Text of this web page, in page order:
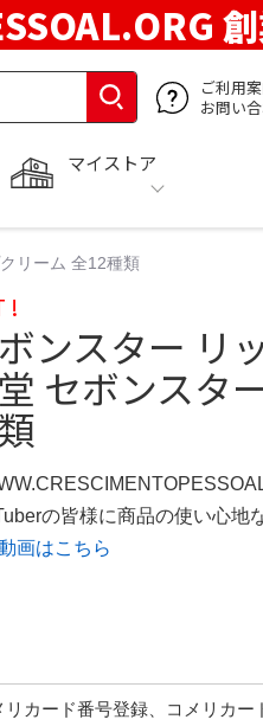
ご利用
お問い
マイストア
リーム 全12種類
!
ンスター リ
セボンスタ
の皆様に商品の使い心地
画はこちら
リカード番号登録、コメリカー